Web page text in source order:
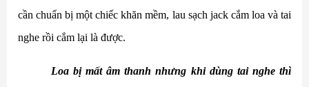
cần chuẩn bị một chiếc khăn mềm, lau sạch jack cắm loa và tai
nghe rồi cắm lại là được.
Loa bị mất âm thanh nhưng khi dùng tai nghe thì